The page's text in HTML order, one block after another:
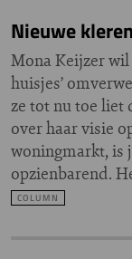
Nieuwe
Mona Keijzer wil
huisjes’
ze tot nu toe liet
over haar visie
woningmarkt, is
opzienbarend.
COLUMN